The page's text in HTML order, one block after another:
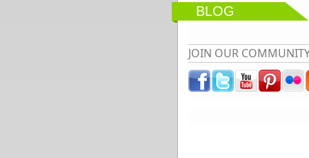
BLOG
JOIN OUR